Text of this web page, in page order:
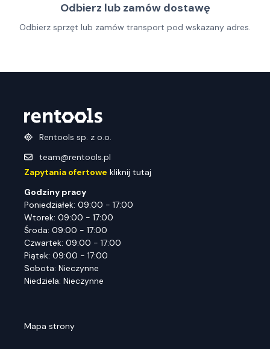
Odbierz lub zamów dostawę
Odbierz sprzęt lub zamów transport pod wskazany adres.
Rentools sp. z o.o.
team@rentools.pl
Zapytania ofertowe kliknij tutaj
Godziny pracy
Poniedziałek: 09:00 - 17:00
Wtorek: 09:00 - 17:00
Środa: 09:00 - 17:00
Czwartek: 09:00 - 17:00
Piątek: 09:00 - 17:00
Sobota: Nieczynne
Niedziela: Nieczynne
Mapa strony